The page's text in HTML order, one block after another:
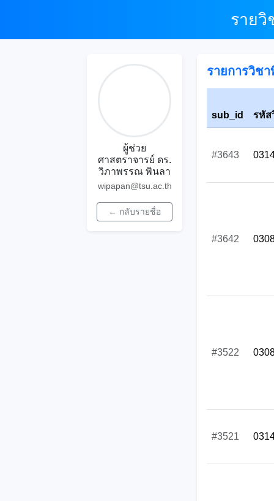
ราย
ผู้ช่วย
ศาสตราจารย์ ดร.
วิภาพรรณ พินลา
wipapan@tsu.ac.th
← กลับรายชื่อ
รายการวิช
sub_id รหัส
#3643
#3642
#3522
#3521